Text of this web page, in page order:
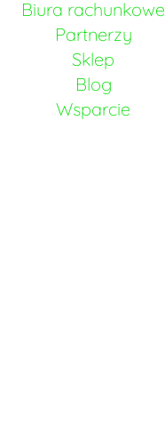
Biura rachunkowe
Partnerzy
Sklep
Blog
Wsparcie